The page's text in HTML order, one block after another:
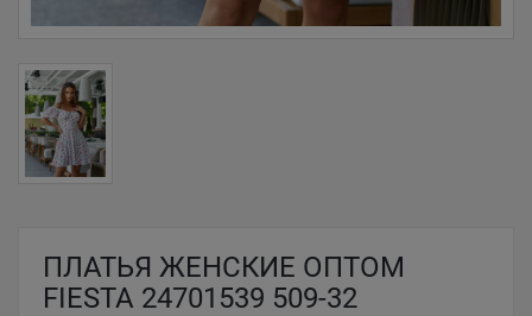
ПЛАТЬЯ ЖЕНСКИЕ ОПТОМ
FIESTA 24701539 509-32